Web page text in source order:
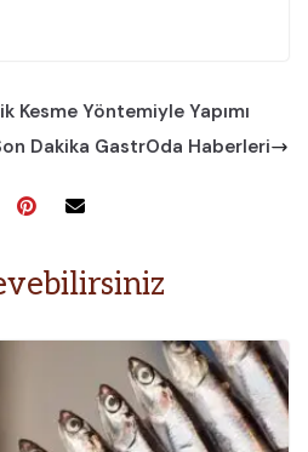
Kesme Yöntemiyle Yapımı
Dakika GastrOda Haberleri